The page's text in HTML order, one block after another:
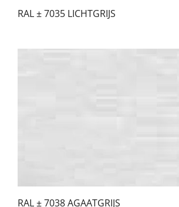
RAL ± 7035 LICHTGRIJS
RAL ± 7038 AGAATGRIJS